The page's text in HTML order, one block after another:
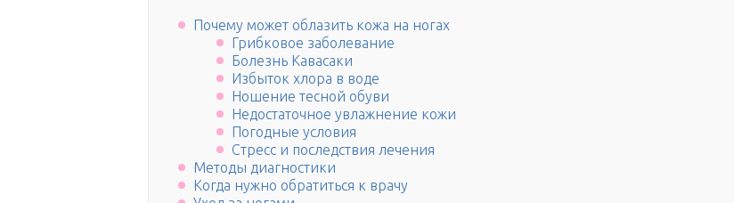
Почему может облазить кожа на ногах
Грибковое заболевание
Болезнь Кавасаки
Избыток хлора в воде
Ношение тесной обуви
Недостаточное увлажнение кожи
Погодные условия
Стресс и последствия лечения
Методы диагностики
Когда нужно обратиться к врачу